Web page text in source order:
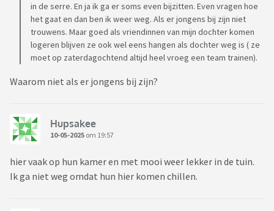
in de serre. En ja ik ga er soms even bijzitten. Even vragen hoe
het gaat en dan ben ik weer weg. Als er jongens bij zijn niet
trouwens. Maar goed als vriendinnen van mijn dochter komen
logeren blijven ze ook wel eens hangen als dochter weg is ( ze
moet op zaterdagochtend altijd heel vroeg een team trainen).
Waarom niet als er jongens bij zijn?
Hupsakee
10-05-2025 om 19:57
hier vaak op hun kamer en met mooi weer lekker in de tuin.
Ik ga niet weg omdat hun hier komen chillen.